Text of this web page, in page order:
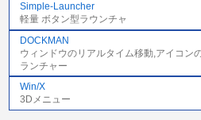
Simple-Launcher
軽量 ボタン型ラウンチャ
DOCKMAN
ウィンドウのリアルタイム移動,アイコン
ランチャー
Win/X
3Dメニュー